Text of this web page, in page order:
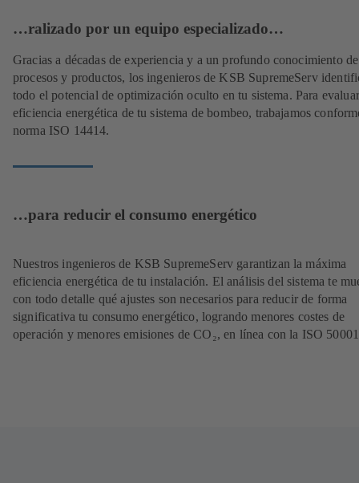
…ralizado por un equipo especializado…
Gracias a décadas de experiencia y a un profundo conocimiento de
procesos y productos, los ingenieros de KSB SupremeServ
todo el potencial de optimización oculto en tu sistema. Para
eficiencia energética de tu sistema de bombeo, trabajamos
norma ISO 14414.
…para reducir el consumo energético
Nuestros ingenieros de KSB SupremeServ garantizan la máxima
eficiencia energética de tu instalación. El análisis del sistema te
con todo detalle qué ajustes son necesarios para reducir de forma
significativa tu consumo energético, logrando menores costes de
operación y menores emisiones de CO₂, en línea con la ISO